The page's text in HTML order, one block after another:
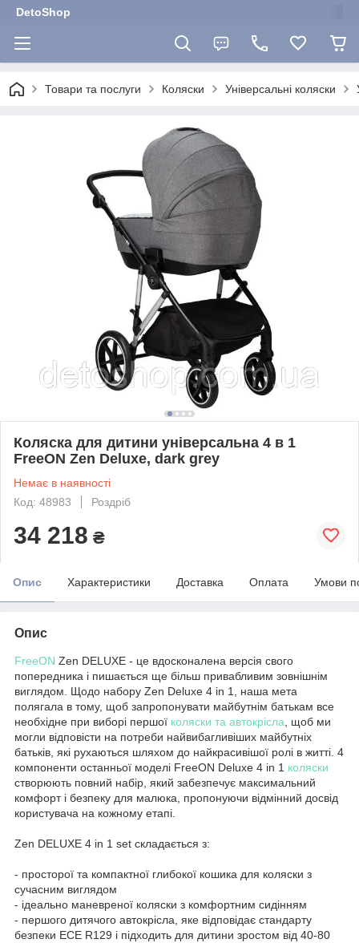
DetoShop
Товари та послуги Коляски Універсальні коляски
Коляска для дитини універсальна 4 в 1
FreeON Zen Deluxe, dark grey
Немає в наявності
Код: 48983
Роздріб
34 218 ₴
Опис Характеристики Доставка Оплата Умови
Опис
FreeON Zen DELUXE - це вдосконалена версія свого
попередника і пишається ще більш привабливим зовнішнім
виглядом. Щодо набору Zen Deluxe 4 in 1, наша мета
полягала в тому, щоб запропонувати майбутнім батькам все
необхідне при виборі першої коляски та автокрісла , щоб ми
могли відповісти на потреби найвибагливіших майбутніх
батьків, які рухаються шляхом до найкрасивішої ролі в житті. 4
компоненти останньої моделі FreeON Deluxe 4 in 1 коляски
створюють повний набір, який забезпечує максимальний
комфорт і безпеку для малюка, пропонуючи відмінний досвід
користувача на кожному етапі.
Zen DELUXE 4 in 1 set складається з:
- просторої та компактної глибокої кошика для коляски з
сучасним виглядом
- ідеально маневреної коляски з комфортним сидінням
- першого дитячого автокрісла, яке відповідає стандарту
безпеки ECE R129 і підходить для дитини зростом від 40-80